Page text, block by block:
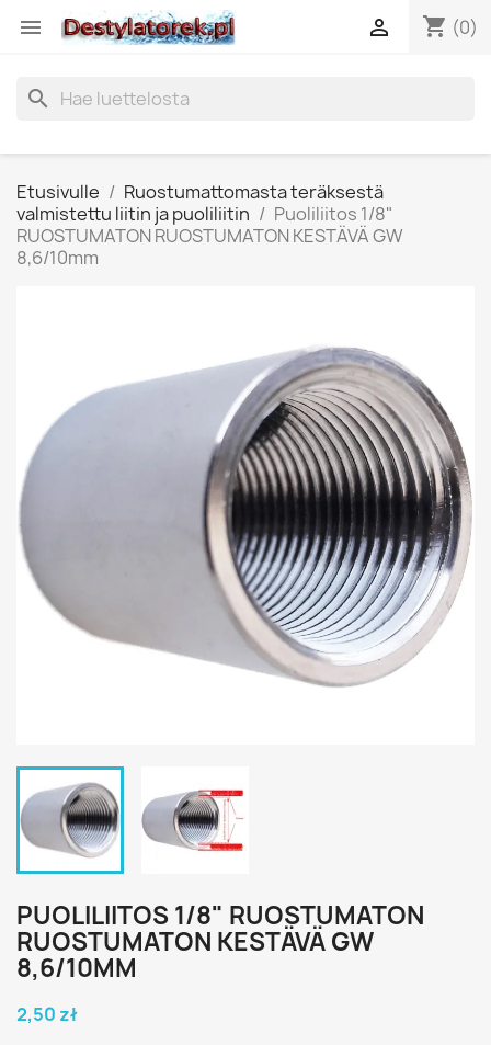
 shopping_cart (0)

search
Etusivulle
Ruostumattomasta teräksestä
valmistettu liitin ja puoliliitin
Puoliliitos 1/8"
RUOSTUMATON RUOSTUMATON KESTÄVÄ GW
8,6/10mm
PUOLILIITOS 1/8" RUOSTUMATON
RUOSTUMATON KESTÄVÄ GW
8,6/10MM
2,50 zł